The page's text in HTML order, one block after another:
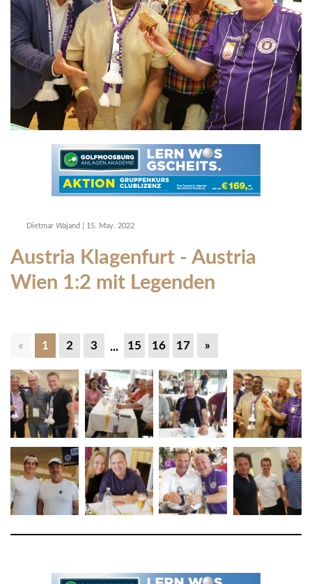
Dietmar Wajand 15. May. 2022
Austria Klagenfurt - Austria
Wien 1:2 mit Legenden
« 1 2 3 ... 15 16 17 »